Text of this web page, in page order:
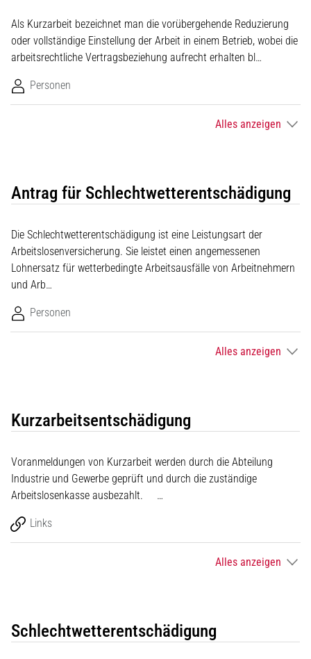
Als Kurzarbeit bezeichnet man die vorübergehende Reduzierung
oder vollständige Einstellung der Arbeit in einem Betrieb, wobei die
arbeitsrechtliche Vertragsbeziehung aufrecht erhalten bl…
Personen
Alles anzeigen
Antrag für Schlechtwetterentschädigung
Die Schlechtwetterentschädigung ist eine Leistungsart der
Arbeitslosenversicherung. Sie leistet einen angemessenen
Lohnersatz für wetterbedingte Arbeitsausfälle von Arbeitnehmern
und Arb…
Personen
Alles anzeigen
Kurzarbeitsentschädigung
Voranmeldungen von Kurzarbeit werden durch die Abteilung
Industrie und Gewerbe geprüft und durch die zuständige
Arbeitslosenkasse ausbezahlt. …
Links
Alles anzeigen
Schlechtwetterentschädigung